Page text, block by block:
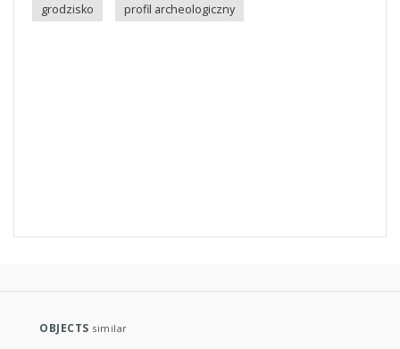
grodzisko
profil archeologiczny
OBJECTS similar